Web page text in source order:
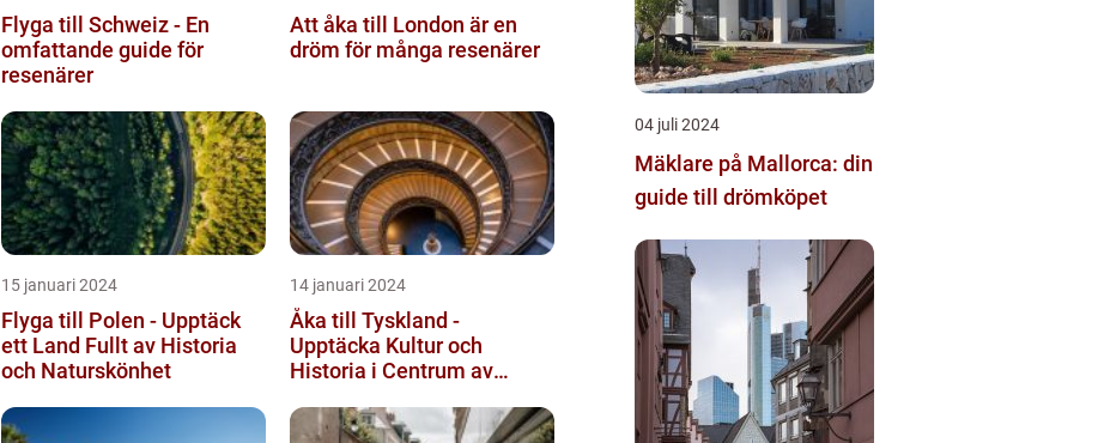
Flyga till Schweiz - En
omfattande guide för
resenärer
Att åka till London är en
dröm för många resenärer
15 januari 2024
Flyga till Polen - Upptäck
ett Land Fullt av Historia
och Naturskönhet
14 januari 2024
Åka till Tyskland -
Upptäcka Kultur och
Historia i Centrum av
04 juli 2024
Mäklare på Mallorca: din
guide till drömköpet